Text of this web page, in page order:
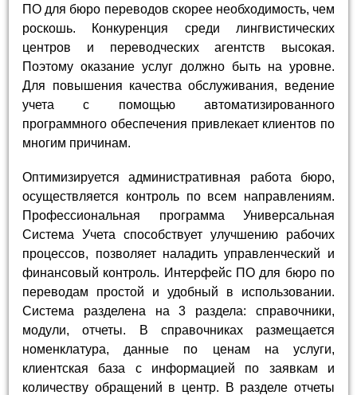
ПО для бюро переводов скорее необходимость, чем
роскошь. Конкуренция среди лингвистических
центров и переводческих агентств высокая.
Поэтому оказание услуг должно быть на уровне.
Для повышения качества обслуживания, ведение
учета с помощью автоматизированного
программного обеспечения привлекает клиентов по
многим причинам.
Оптимизируется административная работа бюро,
осуществляется контроль по всем направлениям.
Профессиональная программа Универсальная
Система Учета способствует улучшению рабочих
процессов, позволяет наладить управленческий и
финансовый контроль. Интерфейс ПО для бюро по
переводам простой и удобный в использовании.
Система разделена на 3 раздела: справочники,
модули, отчеты. В справочниках размещается
номенклатура, данные по ценам на услуги,
клиентская база с информацией по заявкам и
количеству обращений в центр. В разделе отчеты